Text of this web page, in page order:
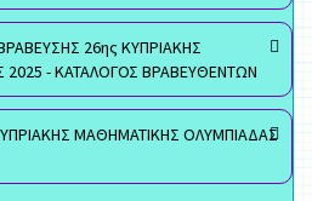
26ης ΚΥΠΡΙΑΚΗΣ
- ΚΑΤΑΛΟΓΟΣ ΒΡΑΒΕΥΘΕΝΤΩΝ
ΜΑΘΗΜΑΤΙΚΗΣ ΟΛΥΜΠΙΑΔΑΣ